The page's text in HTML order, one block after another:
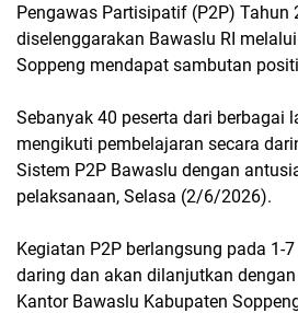
Pengawas Partisipatif (P2P) Tahun
diselenggarakan Bawaslu RI
Soppeng mendapat sambutan
Sebanyak 40 peserta dari berbagai
mengikuti pembelajaran secara
Sistem P2P Bawaslu dengan
pelaksanaan, Selasa (2/6/2026).
Kegiatan P2P berlangsung pada 1-
daring dan akan dilanjutkan
Kantor Bawaslu Kabupaten